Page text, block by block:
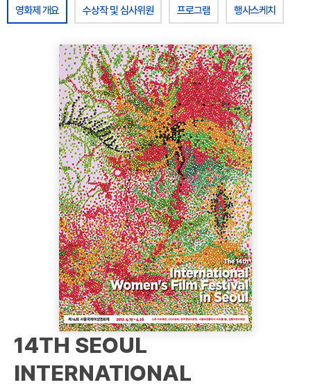
영화제 개요 수상작 및 심사위원 프로그램 행사스케치
14TH SEOUL
INTERNATIONAL